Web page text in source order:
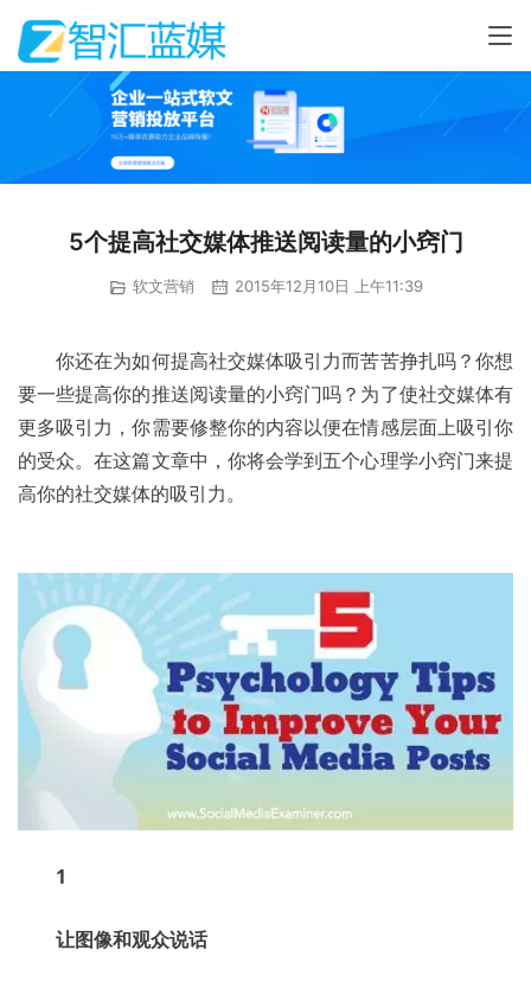
5个提高社交媒体推送阅读量的小窍门
软文营销 2015年12月10日 上午11:39
你还在为如何提高社交媒体吸引力而苦苦挣扎吗？你想
要一些提高你的推送阅读量的小窍门吗？为了使社交媒体有
更多吸引力，你需要修整你的内容以便在情感层面上吸引你
的受众。在这篇文章中，你将会学到五个心理学小窍门来提
高你的社交媒体的吸引力。
1
让图像和观众说话